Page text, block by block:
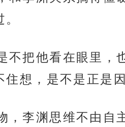
不把他看在眼里
想，是不是正是
，李渊思维不由